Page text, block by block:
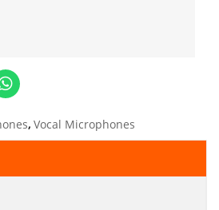
, Vocal Microphones